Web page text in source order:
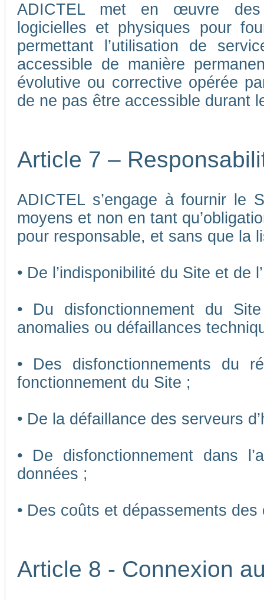
ADICTEL met en œuvre des
logicielles et physiques pour
permettant l’utilisation de
accessible de manière
évolutive ou corrective opérée
de ne pas être accessible durant
Article 7 –
ADICTEL s’engage à fournir le
moyens et non en tant
pour responsable, et sans que la
• De l’indisponibilité du Site et de
• Du disfonctionnement du
anomalies ou défaillances
• Des disfonctionnements du
fonctionnement du Site ;
• De la défaillance des serveurs
• De disfonctionnement dans
données ;
• Des coûts et dépassements
Article 8 - Connexion